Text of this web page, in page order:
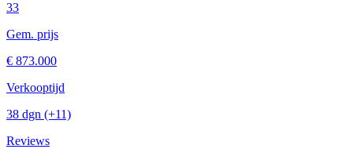
33
Gem. prijs
€ 873.000
Verkooptijd
38 dgn (+11)
Reviews